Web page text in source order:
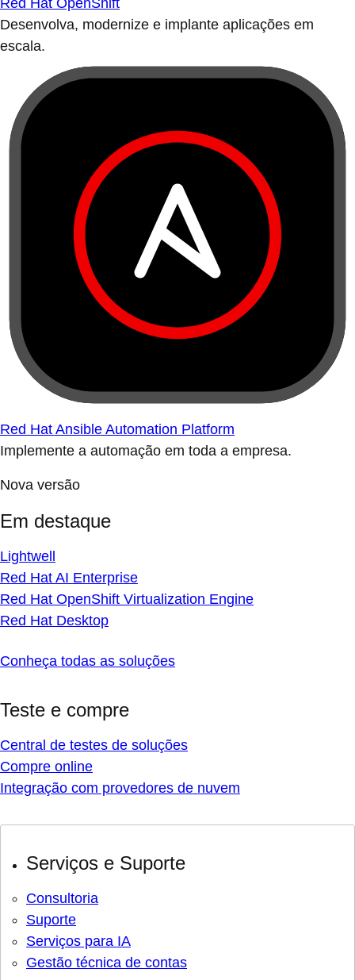
Red Hat OpenShift
Desenvolva, modernize e implante aplicações em
escala.
Red Hat Ansible Automation Platform
Implemente a automação em toda a empresa.
Nova versão
Em destaque
Lightwell
Red Hat AI Enterprise
Red Hat OpenShift Virtualization Engine
Red Hat Desktop
Conheça todas as soluções
Teste e compre
Central de testes de soluções
Compre online
Integração com provedores de nuvem
Serviços e Suporte
Consultoria
Suporte
Serviços para IA
Gestão técnica de contas